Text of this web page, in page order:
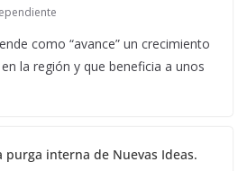
como “avance” un crecimiento
la región y que beneficia a unos
purga interna de Nuevas Ideas.